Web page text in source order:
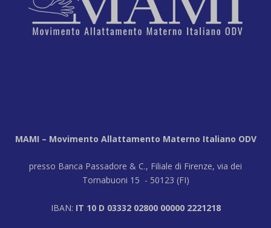
MAMI – Movimento Allattamento Materno Italiano ODV
presso Banca Passadore & C., Filiale di Firenze, via dei
Tornabuoni 15 - 50123 (FI)
IBAN: IT 10 D 03332 02800 00000 2221218